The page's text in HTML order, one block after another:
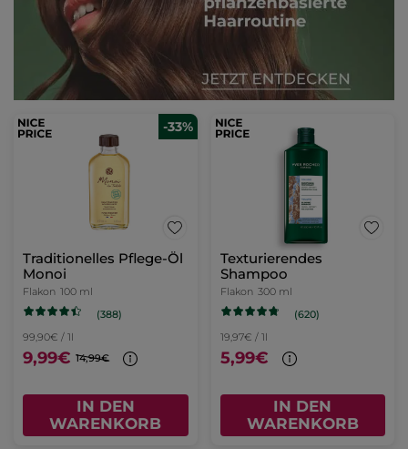
-33%
Traditionelles Pflege-Öl
Monoi
Flakon 100 ml
(388)
99,90€ / 1l
9,99€ 14,99€
IN DEN
WARENKORB
Texturierendes
Shampoo
Flakon 300 ml
(620)
19,97€ / 1l
5,99€
IN DEN
WARENKORB